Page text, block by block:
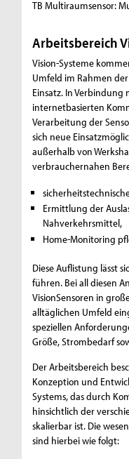
TB Multiraumsensor:
Arbeitsbereich
Vision-Systeme
Umfeld im Rahmen
Einsatz. In
internetbasierten
Verarbeitung der
sich neue
außerhalb von
verbrauchernahen
Ermittlung der
Nahverkehrsmittel,
Home-Monitoring
Diese Auflistung lässt
führen. Bei all diesen
VisionSensoren in
alltäglichen Umfeld
speziellen
Größe, Strombedarf
Der Arbeitsbereich
Konzeption und
Systems, das durch
hinsichtlich der
skalierbar ist. Die
sind hierbei wie folgt: